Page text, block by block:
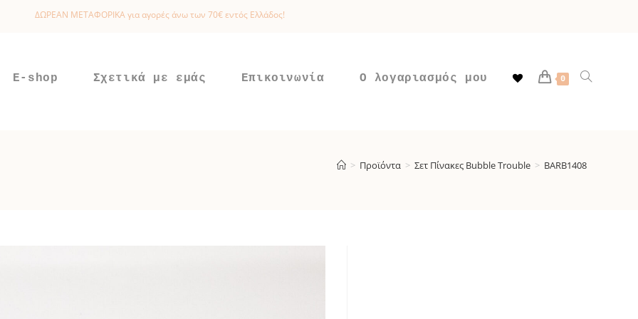
ΔΩΡΕΑΝ ΜΕΤΑΦΟΡΙΚΑ για αγορές άνω των 70€ εντός Ελλάδος!
E-shop Σχετικά με εμάς Επικοινωνία Ο λογαριασμός μου 0 Toggle
> Προϊόντα > Σετ Πίνακες Bubble Trouble > BARB1408